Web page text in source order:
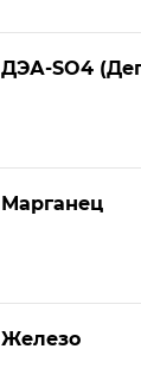
ДЭА-SO4
Марганец
Железо